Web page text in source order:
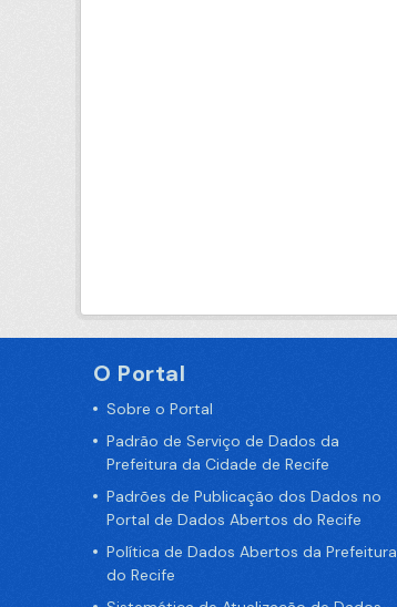
O Portal
Sobre o Portal
Padrão de Serviço de Dados da
Prefeitura da Cidade de Recife
Padrões de Publicação dos Dados no
Portal de Dados Abertos do Recife
Política de Dados Abertos da Prefeitura
do Recife